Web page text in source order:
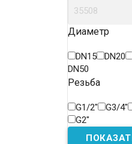
Диаметр
DN15 DN20
DN50
Резьба
G1/2" G3/4"
G2"